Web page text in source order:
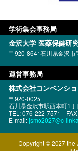
学術集会事務局
金沢大学 医薬保健研
〒920-8641石川県金沢市
運営事務局
株式会社コンベンシ
〒920-0025
石川県金沢市駅西本町1
TEL: 076-222-7571
E-mail:jsmo2027@c-
Copyright © 2027 the